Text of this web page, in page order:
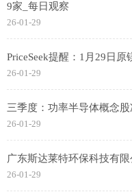
9家_每日观察
26-01-29
PriceSeek提醒：1月29日原
26-01-29
三季度：功率半导体概念
26-01-29
广东斯达莱特环保科技有
26-01-29